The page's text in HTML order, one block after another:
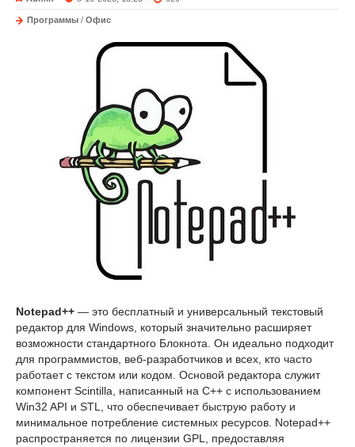
Программы / Офис
Notepad++ — это бесплатный и универсальный текстовый
редактор для Windows, который значительно расширяет
возможности стандартного Блокнота. Он идеально подходит
для программистов, веб-разработчиков и всех, кто часто
работает с текстом или кодом. Основой редактора служит
компонент Scintilla, написанный на C++ с использованием
Win32 API и STL, что обеспечивает быструю работу и
минимальное потребление системных ресурсов. Notepad++
распространяется по лицензии GPL, предоставляя